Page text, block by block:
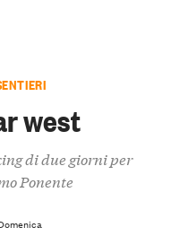
west
di due giorni per
Ponente